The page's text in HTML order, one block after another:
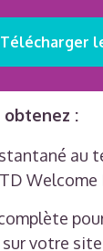
Télécharger
obtenez :
au
Welcome
votre